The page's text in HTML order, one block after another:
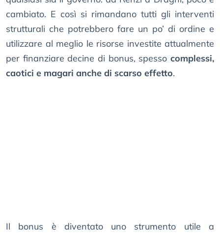
cambiato. E così si rimandano tutti gli interventi
strutturali che potrebbero fare un po’ di ordine e
utilizzare al meglio le risorse investite attualmente
per finanziare decine di bonus, spesso complessi,
caotici e magari anche di scarso effetto.
Il bonus è diventato uno strumento utile a